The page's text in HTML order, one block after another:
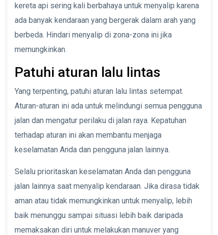
kereta api sering kali berbahaya untuk menyalip karena
ada banyak kendaraan yang bergerak dalam arah yang
berbeda. Hindari menyalip di zona-zona ini jika
memungkinkan.
Patuhi aturan lalu lintas
Yang terpenting, patuhi aturan lalu lintas setempat.
Aturan-aturan ini ada untuk melindungi semua pengguna
jalan dan mengatur perilaku di jalan raya. Kepatuhan
terhadap aturan ini akan membantu menjaga
keselamatan Anda dan pengguna jalan lainnya.
Selalu prioritaskan keselamatan Anda dan pengguna
jalan lainnya saat menyalip kendaraan. Jika dirasa tidak
aman atau tidak memungkinkan untuk menyalip, lebih
baik menunggu sampai situasi lebih baik daripada
memaksakan diri untuk melakukan manuver yang